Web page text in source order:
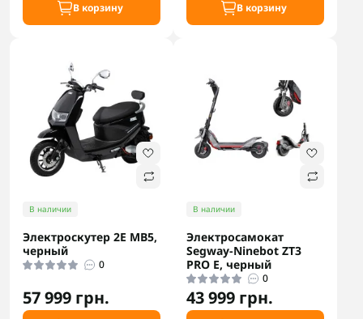
В корзину В корзину
В наличии
Электроскутер 2E MB5,
черный
0
57 999 грн.
В наличии
Электросамокат
Segway-Ninebot ZT3
PRO E, черный
0
43 999 грн.